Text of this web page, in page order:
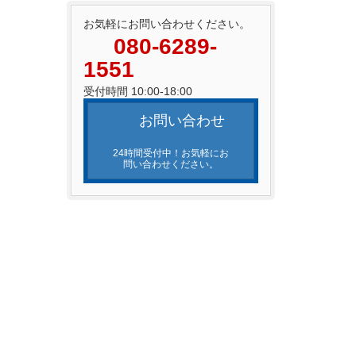
お気軽にお問い合わせください。
080-6289-
1551
受付時間 10:00-18:00
お問い合わせ
24時間受付中！お気軽にお
問い合わせください。